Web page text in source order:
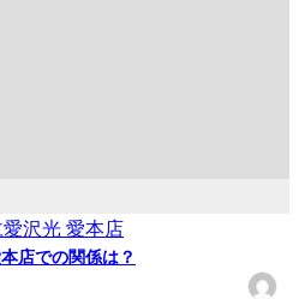
愛沢光 愛本店
店での関係は？